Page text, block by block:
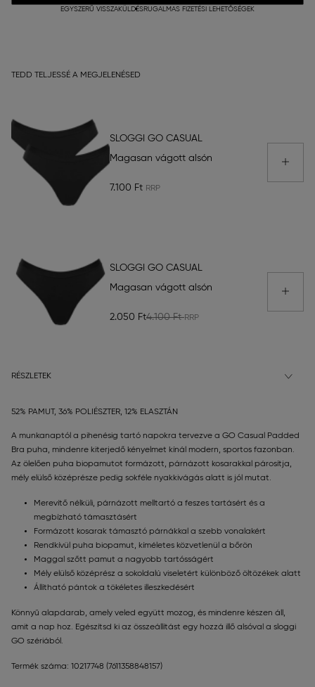
EGYSZERŰ VISSZAKÜLDÉSRUGALMAS FIZETÉSI LEHETŐSÉGEK
TEDD TELJESSÉ A MEGJELENÉSED
SLOGGI GO CASUAL
Magasan vágott alsón
7.100 Ft
SLOGGI GO CASUAL
Magasan vágott alsón
2.050 Ft4.100 Ft
RÉSZLETEK
52% PAMUT, 36% POLIÉSZTER, 12% ELASZTÁN
A munkanaptól a pihenésig tartó napokra tervezve a GO Casual Padded
Bra puha, mindenre kiterjedő kényelmet kínál modern, sportos fazonban.
Az ölelően puha biopamutot formázott, párnázott kosarakkal párosítja,
mély elülső középrésze pedig sokféle nyakkivágás alatt is jól mutat.
Merevítő nélküli, párnázott melltartó a feszes tartásért és a
megbízható támasztásért
Formázott kosarak támasztó párnákkal a szebb vonalakért
Rendkívül puha biopamut, kíméletes közvetlenül a bőrön
Maggal szőtt pamut a nagyobb tartósságért
Mély elülső középrész a sokoldalú viseletért különböző öltözékek alatt
Állítható pántok a tökéletes illeszkedésért
Könnyű alapdarab, amely veled együtt mozog, és mindenre készen áll,
amit a nap hoz. Egészítsd ki az összeállítást egy hozzá illő alsóval a sloggi
GO szériából.
Termék száma: 10217748 (7611358848157)